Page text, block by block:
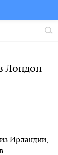
Лондон
Ирландии,